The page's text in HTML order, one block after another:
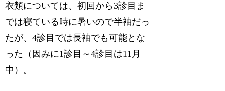
衣類については、初回から3診目ま
では寝ている時に暑いので半袖だっ
たが、4診目では長袖でも可能とな
った（因みに1診目～4診目は11月
中）。